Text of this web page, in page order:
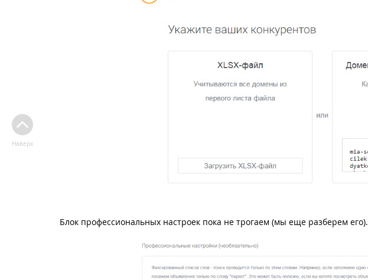
Блок профессиональных настроек пока не трогаем (мы еще разберем его).
Наверх